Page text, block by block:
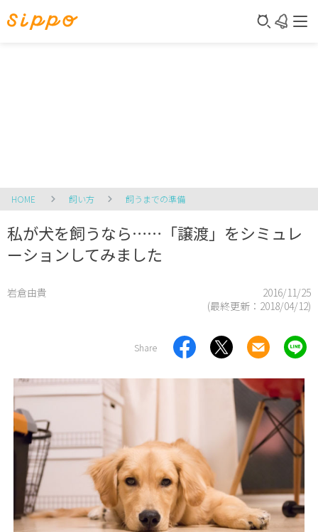
HOME 飼い方 飼うまでの準備
私が犬を飼うなら……「譲渡」をシミュレ
ーションしてみました
岩倉由貴
2016/11/25
(最終更新： 2018/04/12)
Share